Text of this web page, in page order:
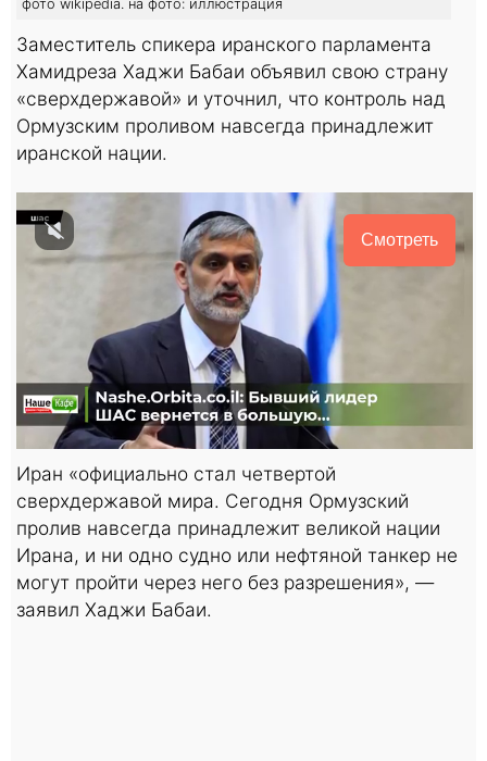
фото wikipedia. на фото: иллюстрация
Заместитель спикера иранского парламента
Хамидреза Хаджи Бабаи объявил свою страну
«сверхдержавой» и уточнил, что контроль над
Ормузским проливом навсегда принадлежит
иранской нации.
Смотреть
Иран «официально стал четвертой
сверхдержавой мира. Сегодня Ормузский
пролив навсегда принадлежит великой нации
Ирана, и ни одно судно или нефтяной танкер не
могут пройти через него без разрешения», —
заявил Хаджи Бабаи.